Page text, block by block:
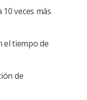
veces más
el tiempo de
de